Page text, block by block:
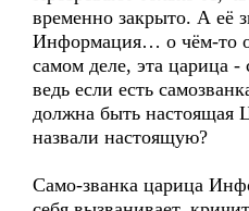
временно закрыто. А её
Информация… о чём-то
самом деле, эта царица
ведь если есть
должна быть
назвали настоящую?
Само-званка царица